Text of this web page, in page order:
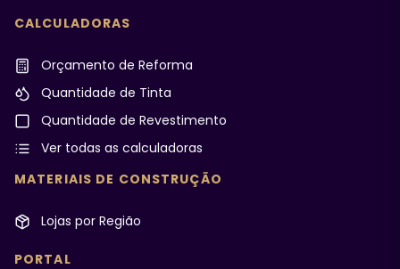
CALCULADORAS
Orçamento de Reforma
Quantidade de Tinta
Quantidade de Revestimento
Ver todas as calculadoras
MATERIAIS DE CONSTRUÇÃO
Lojas por Região
PORTAL